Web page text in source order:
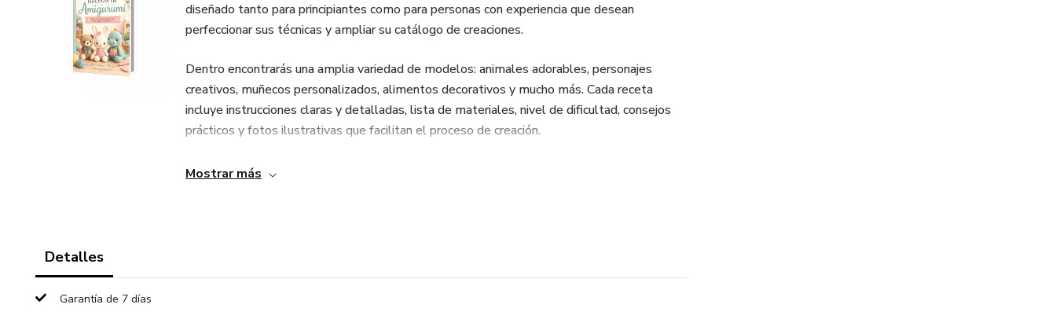
diseñado tanto para principiantes como para personas con experiencia que desean
perfeccionar sus técnicas y ampliar su catálogo de creaciones.
Dentro encontrarás una amplia variedad de modelos: animales adorables, personajes
creativos, muñecos personalizados, alimentos decorativos y mucho más. Cada receta
incluye instrucciones claras y detalladas, lista de materiales, nivel de dificultad, consejos
prácticos y fotos ilustrativas que facilitan el proceso de creación.
Además, aprenderás las técnicas fundamentales del crochet, como el nudo mágico, puntos
Mostrar más
Detalles
Garantía de 7 días